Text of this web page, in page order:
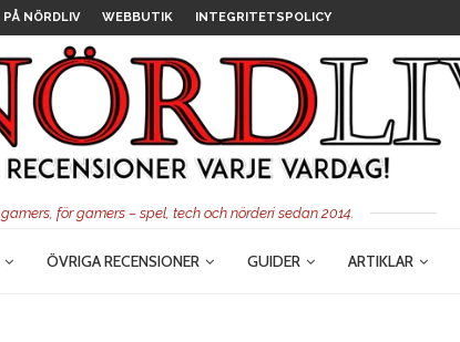
NÖRDLIV WEBBUTIK INTEGRITETSPOLICY
för gamers – spel, tech och nörderi sedan 2014.
ÖVRIGA RECENSIONER GUIDER ARTIKLAR